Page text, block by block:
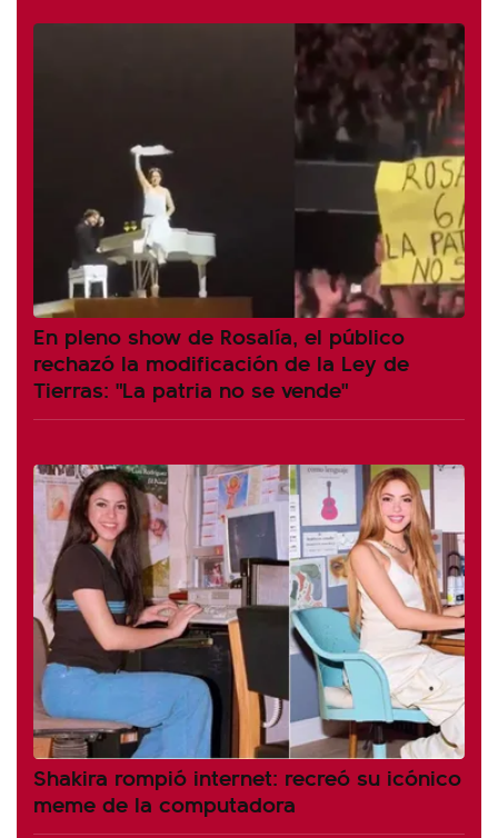
En pleno show de Rosalía, el público
rechazó la modificación de la Ley de
Tierras: "La patria no se vende"
Shakira rompió internet: recreó su icónico
meme de la computadora